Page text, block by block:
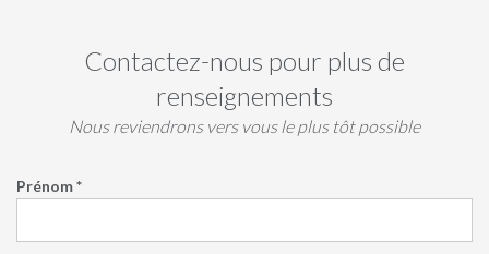
Contactez-nous pour plus de
renseignements
Nous reviendrons vers vous le plus tôt possible
Prénom *